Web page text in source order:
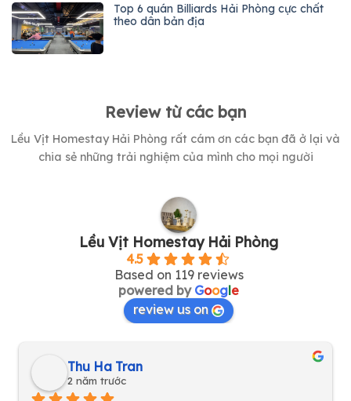
Top 6 quán Billiards Hải Phòng cực chất
theo dân bản địa
Review từ các bạn
Lều Vịt Homestay Hải Phòng rất cám ơn các bạn đã ở lại và
chia sẻ những trải nghiệm của mình cho mọi người
Lều Vịt Homestay Hải Phòng
4.5
Based on 119 reviews
powered by Google
review us on
Thu Ha Tran
2 năm trước